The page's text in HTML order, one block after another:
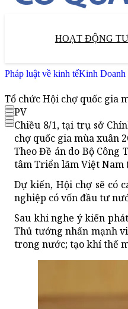
HOẠT ĐỘNG
Pháp luật về kinh tếKinh Doanh
Tổ chức Hội chợ quốc gia
PV
Chiều 8/1, tại trụ sở
chợ quốc gia mùa xuân
Theo Đề án do Bộ
tâm Triển lãm Việt Nam
Dự kiến, Hội chợ sẽ có
nghiệp có vốn đầu tư
Sau khi nghe ý kiến
Thủ tướng nhấn mạnh
trong nước; tạo khí thế